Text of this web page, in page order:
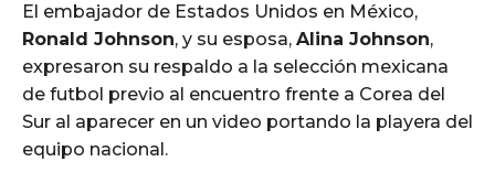
El embajador de Estados Unidos en México,
Ronald Johnson, y su esposa, Alina Johnson,
expresaron su respaldo a la selección mexicana
de futbol previo al encuentro frente a Corea del
Sur al aparecer en un video portando la playera del
equipo nacional.